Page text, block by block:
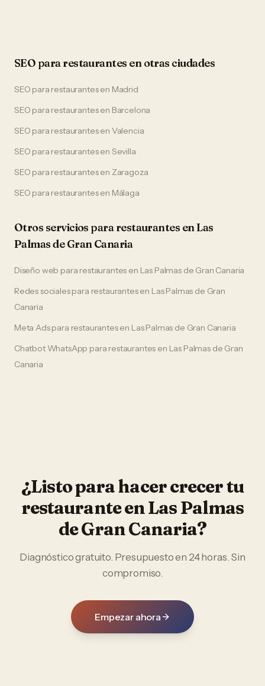
SEO pararestaurantes en otras ciudades
SEO para restaurantesen Madrid
SEO para restaurantesen Barcelona
SEO para restaurantesen Valencia
SEO para restaurantesen Sevilla
SEO para restaurantesen Zaragoza
SEO para restaurantesen Málaga
Otros servicios pararestaurantes enLas
Palmas de Gran Canaria
Diseño web para restaurantes en Las Palmas de Gran Canaria
Redes socialespara restaurantesen Las Palmas de Gran
Canaria
Meta Adspara restaurantesen Las Palmas de Gran Canaria
Chatbot WhatsApp para restaurantes en Las Palmas de Gran
Canaria
¿Listo para hacer crecer tu
restauranteenLas Palmas
de Gran Canaria?
Diagnóstico gratuito. Presupuesto en 24 horas. Sin
compromiso.
Empezar ahora